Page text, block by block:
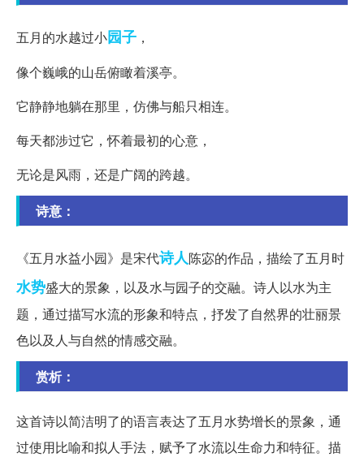
五月的水越过小园子 ，
像个巍峨的山岳俯瞰着溪亭。
它静静地躺在那里，仿佛与船只相连。
每天都涉过它，怀着最初的心意，
无论是风雨，还是广阔的跨越。
诗意：
《五月水益小园》是宋代诗人陈宓的作品，描绘了五月时
水势盛大的景象，以及水与园子的交融。诗人以水为主
题，通过描写水流的形象和特点，抒发了自然界的壮丽景
色以及人与自然的情感交融。
赏析：
这首诗以简洁明了的语言表达了五月水势增长的景象，通
过使用比喻和拟人手法，赋予了水流以生命力和特征。描